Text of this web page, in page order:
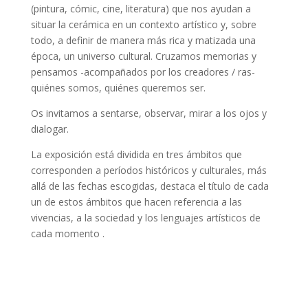
(pintura, cómic, cine, literatura) que nos ayudan a
situar la cerámica en un contexto artístico y, sobre
todo, a definir de manera más rica y matizada una
época, un universo cultural. Cruzamos memorias y
pensamos -acompañados por los creadores / ras-
quiénes somos, quiénes queremos ser.
Os invitamos a sentarse, observar, mirar a los ojos y
dialogar.
La exposición está dividida en tres ámbitos que
corresponden a períodos históricos y culturales, más
allá de las fechas escogidas, destaca el título de cada
un de estos ámbitos que hacen referencia a las
vivencias, a la sociedad y los lenguajes artísticos de
cada momento .